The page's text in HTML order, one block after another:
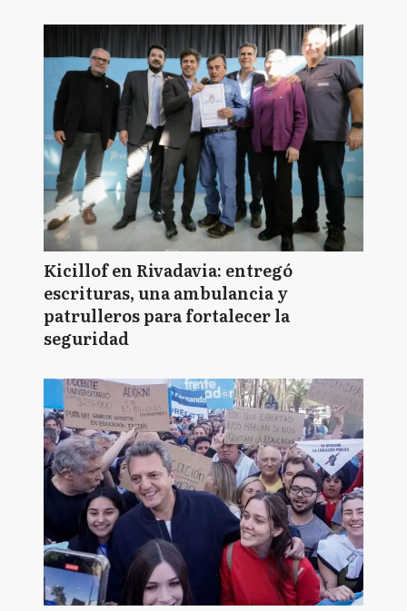
Kicillof en Rivadavia: entregó
escrituras, una ambulancia y
patrulleros para fortalecer la
seguridad